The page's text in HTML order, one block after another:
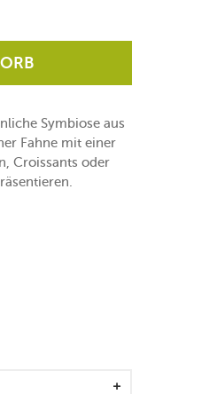
Symbiose aus
Fahne mit einer
Croissants oder